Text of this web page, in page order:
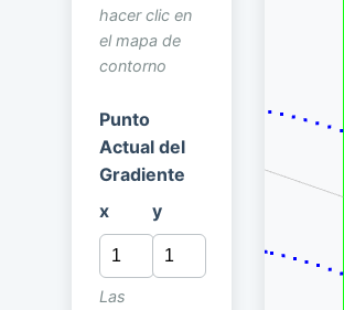
hacer clic en
el mapa de
contorno
Punto
Actual del
Gradiente
x
y
Las